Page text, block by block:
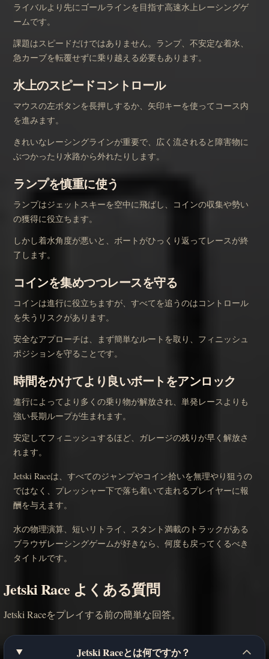
ライバルより先にゴールラインを目指す高速水上レーシングゲ
ームです。
課題はスピードだけではありません。ランプ、不安定な着水、
急カーブを転覆せずに乗り越える必要もあります。
水上のスピードコントロール
マウスの左ボタンを長押しするか、矢印キーを使ってコース内
を進みます。
きれいなレーシングラインが重要で、広く流されると障害物に
ぶつかったり水路から外れたりします。
ランプを慎重に使う
ランプはジェットスキーを空中に飛ばし、コインの収集や勢い
の獲得に役立ちます。
しかし着水角度が悪いと、ボートがひっくり返ってレースが終
了します。
コインを集めつつレースを守る
コインは進行に役立ちますが、すべてを追うのはコントロール
を失うリスクがあります。
安全なアプローチは、まず簡単なルートを取り、フィニッシュ
ポジションを守ることです。
時間をかけてより良いボートをアンロック
進行によってより多くの乗り物が解放され、単発レースよりも
強い長期ループが生まれます。
安定してフィニッシュするほど、ガレージの残りが早く解放さ
れます。
Jetski Raceは、すべてのジャンプやコイン拾いを無理やり狙うの
ではなく、プレッシャー下で落ち着いて走れるプレイヤーに報
酬を与えます。
水の物理演算、短いリトライ、スタント満載のトラックがある
ブラウザレーシングゲームが好きなら、何度も戻ってくるべき
タイトルです。
Jetski Race よくある質問
Jetski Raceをプレイする前の簡単な回答。
Jetski Raceとは何ですか？